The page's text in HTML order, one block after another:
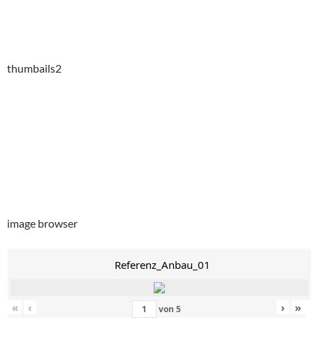
thumbails2
image browser
Referenz_Anbau_01
« ‹ von 5 › »